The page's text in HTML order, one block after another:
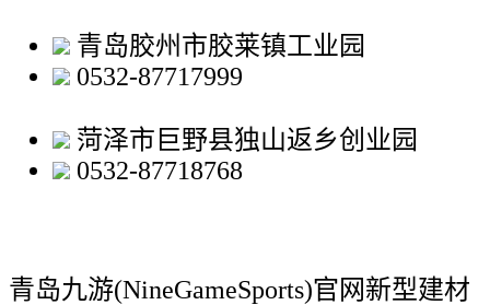
青岛胶州市胶莱镇工业园
0532-87717999
菏泽市巨野县独山返乡创业园
0532-87718768
青岛九游(NineGameSports)官网新型建材